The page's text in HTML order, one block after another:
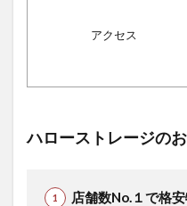
アクセス
ハローストレージの
店舗数No.１で格